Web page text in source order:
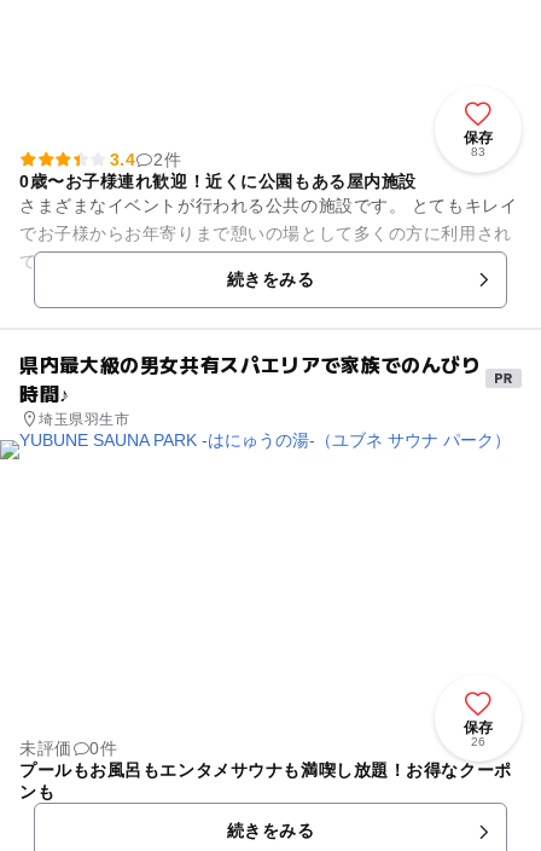
保存
83
3.4
2件
0歳〜お子様連れ歓迎！近くに公園もある屋内施設
さまざまなイベントが行われる公共の施設です。 とてもキレイ
でお子様からお年寄りまで憩いの場として多くの方に利用され
ています。
続きをみる
県内最大級の男女共有スパエリアで家族でのんびり
時間♪
埼玉県羽生市
保存
26
未評価
0件
プールもお風呂もエンタメサウナも満喫し放題！お得なクーポ
ンも
続きをみる